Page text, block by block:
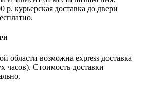
р. курьерская доставка до двери
области возможна express доставка
часов). Стоимость доставки